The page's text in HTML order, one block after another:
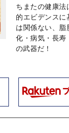
ちまたの健康
的エビデンス
は関係ない、
化・病気・長
の武器だ！